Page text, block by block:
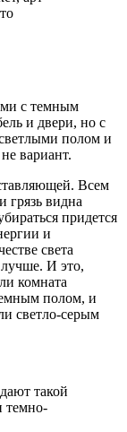
с темным
и двери, но с
полом и
вариант.
Всем
грязь видна
придется
и
света
И это,
комната
полом, и
светло-серым
такой
темно-